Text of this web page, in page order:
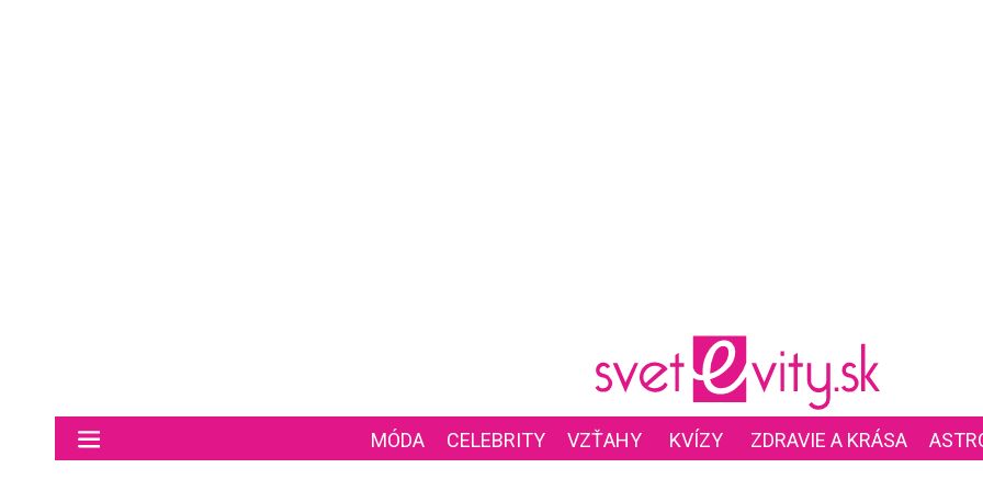
MÓDA CELEBRITY VZŤAHY KVÍZY ZDRAVIE A KRÁSA